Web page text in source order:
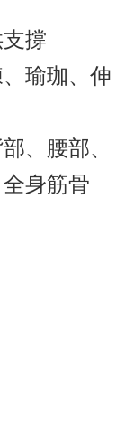
撐
瑜珈、伸
、腰部、
身筋骨